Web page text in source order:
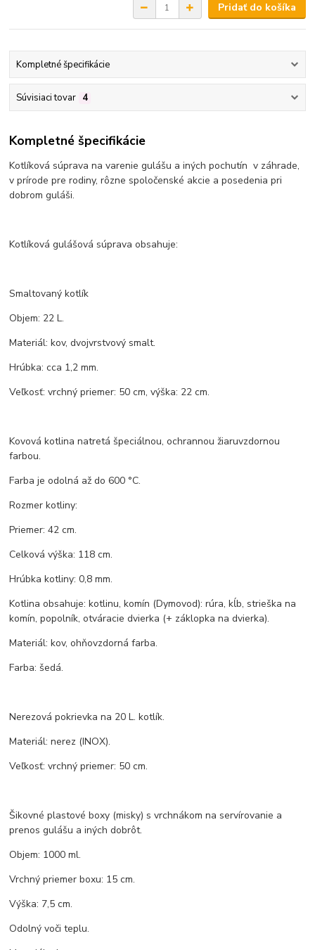
Pridať do košíka
Kompletné špecifikácie
Súvisiaci tovar 4
Kompletné špecifikácie
Kotlíková súprava na varenie gulášu a iných pochutín v záhrade,
v prírode pre rodiny, rôzne spoločenské akcie a posedenia pri
dobrom guláši.
Kotlíková gulášová súprava obsahuje:
Smaltovaný kotlík
Objem: 22 L.
Materiál: kov, dvojvrstvový smalt.
Hrúbka: cca 1,2 mm.
Veľkosť: vrchný priemer: 50 cm, výška: 22 cm.
Kovová kotlina natretá špeciálnou, ochrannou žiaruvzdornou
farbou.
Farba je odolná až do 600 °C.
Rozmer kotliny:
Priemer: 42 cm.
Celková výška: 118 cm.
Hrúbka kotliny: 0,8 mm.
Kotlina obsahuje: kotlinu, komín (Dymovod): rúra, kĺb, strieška na
komín, popolník, otváracie dvierka (+ záklopka na dvierka).
Materiál: kov, ohňovzdorná farba.
Farba: šedá.
Nerezová pokrievka na 20 L. kotlík.
Materiál: nerez (INOX).
Veľkosť: vrchný priemer: 50 cm.
Šikovné plastové boxy (misky) s vrchnákom na servírovanie a
prenos gulášu a iných dobrôt.
Objem: 1000 ml.
Vrchný priemer boxu: 15 cm.
Výška: 7,5 cm.
Odolný voči teplu.